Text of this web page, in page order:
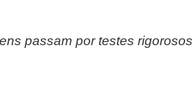
passam por testes